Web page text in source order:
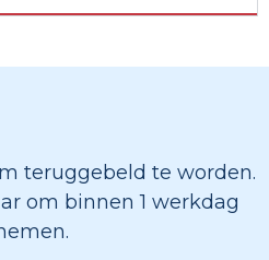
teruggebeld te worden.
om binnen 1 werkdag